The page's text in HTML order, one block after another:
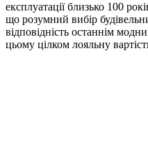
експлуатації близько 100
що розумний вибір
відповідність останнім
цьому цілком лояльну